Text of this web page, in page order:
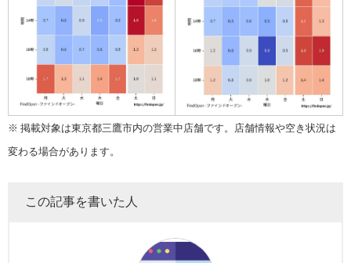
※ 掲載対象は東京都三鷹市内の営業中店舗です。店舗情報や空き状況は
変わる場合があります。
この記事を書いた人